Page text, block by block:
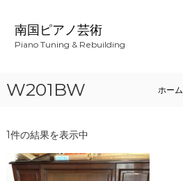
ス
プ
南国ピアノ芸術
Piano Tuning & Rebuilding
W201BW ホーム
1件の結果を表示中